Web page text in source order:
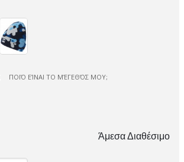
ΠΟΙΌ ΕΊΝΑΙ ΤΟ ΜΈΓΕΘΌΣ ΜΟΥ;
Άμεσα Διαθέσιμο